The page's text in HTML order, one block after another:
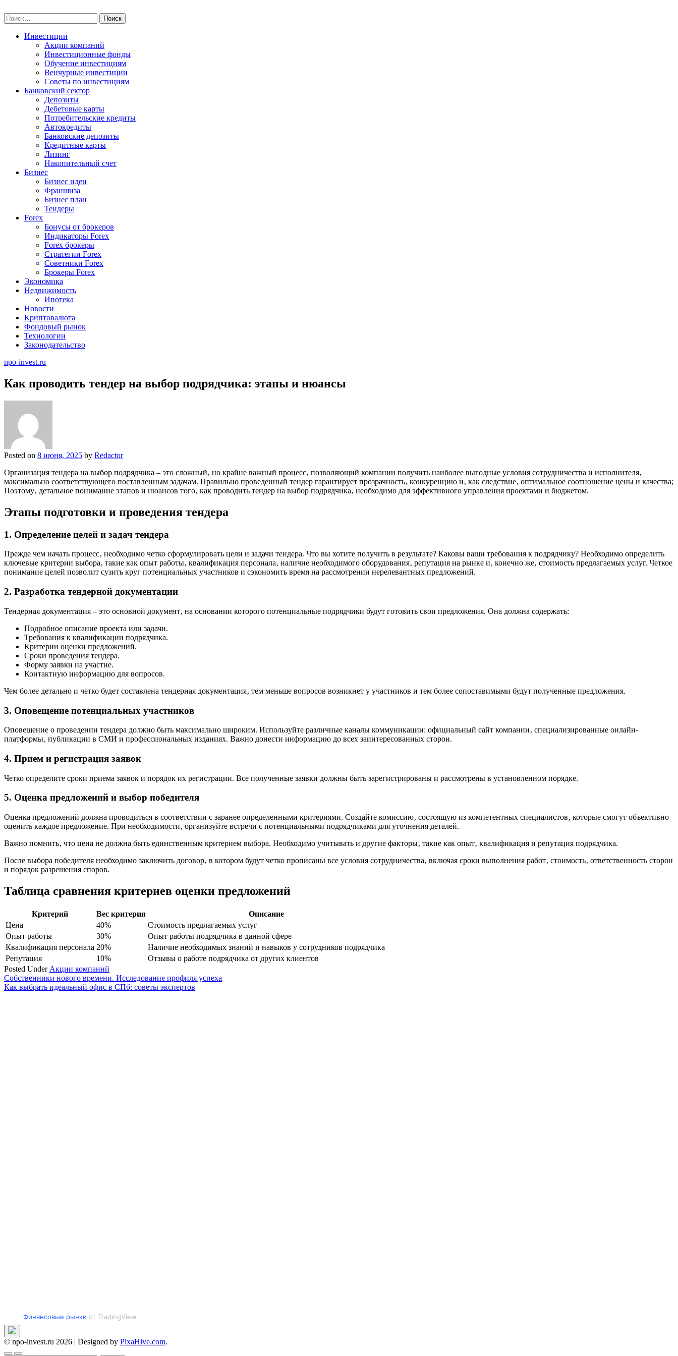
to
content
Найти:
Инвестиции
Акции компаний
Инвестиционные фонды
Обучение инвестициям
Венчурные инвестиции
Советы по инвестициям
Банковский сектор
Депозиты
Дебетовые карты
Потребительские кредиты
Автокредиты
Банковские депозиты
Кредитные карты
Лизинг
Накопительный счет
Бизнес
Бизнес идеи
Франшиза
Бизнес план
Тендеры
Forex
Бонусы от брокеров
Индикаторы Forex
Forex брокеры
Стратегии Forex
Советники Forex
Брокеры Forex
Экономика
Недвижимость
Ипотека
Новости
Криптовалюта
Фондовый рынок
Технологии
Законодательство
npo-invest.ru
Как проводить тендер на выбор подрядчика: этапы и нюансы
Posted on 8 июня, 2025 by Redactor
Организация тендера на выбор подрядчика – это сложный‚ но крайне важный процесс‚ позволяющий компании получить наиболее выгодные условия сотрудничества и исполнителя‚
максимально соответствующего поставленным задачам. Правильно проведенный тендер гарантирует прозрачность‚ конкуренцию и‚ как следствие‚ оптимальное соотношение цены и качества;
Поэтому‚ детальное понимание этапов и нюансов того‚ как проводить тендер на выбор подрядчика‚ необходимо для эффективного управления проектами и бюджетом.
Этапы подготовки и проведения тендера
1. Определение целей и задач тендера
Прежде чем начать процесс‚ необходимо четко сформулировать цели и задачи тендера. Что вы хотите получить в результате? Каковы ваши требования к подрядчику? Необходимо определить
ключевые критерии выбора‚ такие как опыт работы‚ квалификация персонала‚ наличие необходимого оборудования‚ репутация на рынке и‚ конечно же‚ стоимость предлагаемых услуг. Четкое
понимание целей позволит сузить круг потенциальных участников и сэкономить время на рассмотрении нерелевантных предложений.
2. Разработка тендерной документации
Тендерная документация – это основной документ‚ на основании которого потенциальные подрядчики будут готовить свои предложения. Она должна содержать:
Подробное описание проекта или задачи.
Требования к квалификации подрядчика.
Критерии оценки предложений.
Сроки проведения тендера.
Форму заявки на участие.
Контактную информацию для вопросов.
Чем более детально и четко будет составлена тендерная документация‚ тем меньше вопросов возникнет у участников и тем более сопоставимыми будут полученные предложения.
3. Оповещение потенциальных участников
Оповещение о проведении тендера должно быть максимально широким. Используйте различные каналы коммуникации: официальный сайт компании‚ специализированные онлайн-
платформы‚ публикации в СМИ и профессиональных изданиях. Важно донести информацию до всех заинтересованных сторон.
4. Прием и регистрация заявок
Четко определите сроки приема заявок и порядок их регистрации. Все полученные заявки должны быть зарегистрированы и рассмотрены в установленном порядке.
5. Оценка предложений и выбор победителя
Оценка предложений должна проводиться в соответствии с заранее определенными критериями. Создайте комиссию‚ состоящую из компетентных специалистов‚ которые смогут объективно
оценить каждое предложение. При необходимости‚ организуйте встречи с потенциальными подрядчиками для уточнения деталей.
Важно помнить‚ что цена не должна быть единственным критерием выбора. Необходимо учитывать и другие факторы‚ такие как опыт‚ квалификация и репутация подрядчика.
После выбора победителя необходимо заключить договор‚ в котором будут четко прописаны все условия сотрудничества‚ включая сроки выполнения работ‚ стоимость‚ ответственность сторон
и порядок разрешения споров.
Таблица сравнения критериев оценки предложений
Критерий Вес критерия
Описание
Цена
40%
Стоимость предлагаемых услуг
Опыт работы
30%
Опыт работы подрядчика в данной сфере
Квалификация персонала 20%
Наличие необходимых знаний и навыков у сотрудников подрядчика
Репутация
10%
Отзывы о работе подрядчика от других клиентов
Posted Under Акции компаний
Навигация
по
Собственники нового времени. Исследование профиля успеха
Как выбрать идеальный офис в СПб: советы экспертов
Финансовые рынки от TradingView
© npo-invest.ru 2026 | Designed by PixaHive.com.